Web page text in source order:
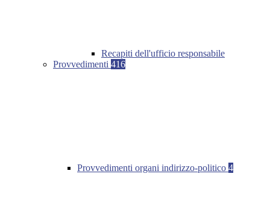
Recapiti dell'ufficio responsabile
Provvedimenti 416
Provvedimenti organi indirizzo-politico 4